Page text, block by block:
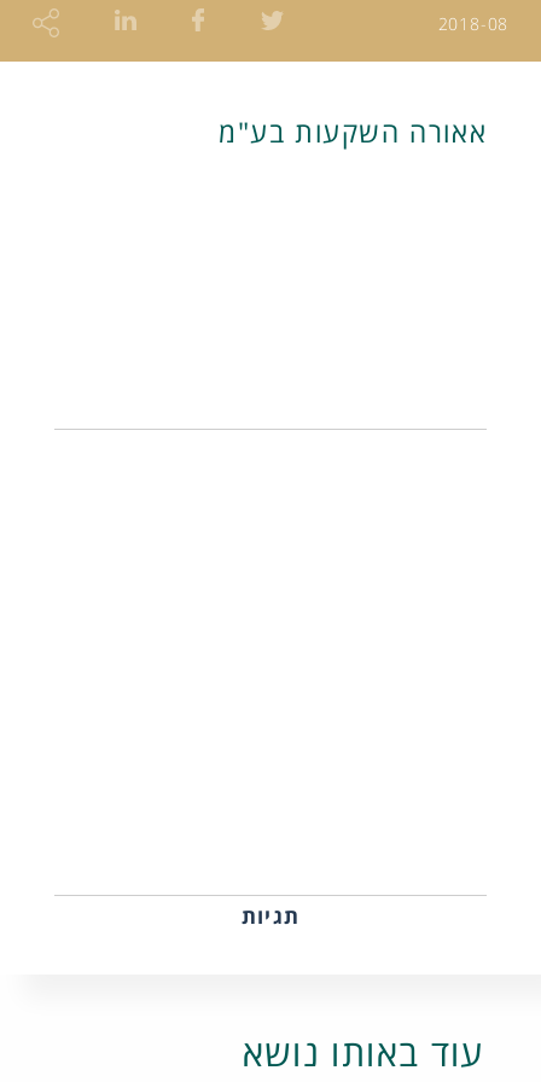
2018-08
אאורה השקעות בע"מ
תגיות
עוד באותו נושא